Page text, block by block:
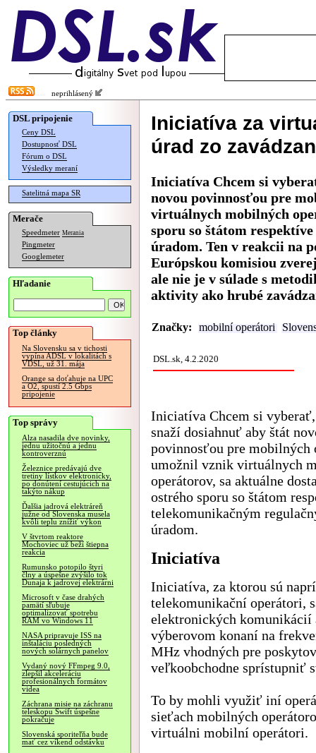
neprihlásený
DSL pripojenie
Ceny DSL
Dostupnosť DSL
Fórum o DSL
Výsledky meraní
Satelitná mapa SR
Merače
Speedmeter Merania
Pingmeter
Googlemeter
Hľadanie
Top články
Na Slovensku sa v tichosti
vypína ADSL v lokalitách s
VDSL, už 31. mája
Orange sa doťahuje na UPC
a O2, spustí 2.5 Gbps
pripojenie
Top správy
Alza nasadila dve novinky,
jednu užitočnú a jednu
kontroverznú
Železnice predávajú dve
tretiny lístkov elektronicky,
po donútení cestujúcich na
takýto nákup
Ďalšia jadrová elektráreň
južne od Slovenska musela
kvôli teplu znížiť výkon
V štvrtom reaktore
Mochoviec už beží štiepna
reakcia
Rumunsko potopilo štyri
člny a úspešne zvýšilo tok
Dunaja k jadrovej elektrárni
Microsoft v čase drahých
pamätí sľubuje
optimalizovať spotrebu
RAM vo Windows 11
NASA pripravuje ISS na
inštaláciu posledných
nových solárnych panelov
Vydaný nový FFmpeg 9.0,
zlepšil akceleráciu
profesionálnych formátov
videa
Záchrana misie na záchranu
teleskopu Swift úspešne
pokračuje
Slovenská sporiteľňa bude
mať cez víkend odstávku
Iniciatíva za
úrad zo
Iniciatíva Chcem si
novou povinnosťou pre
virtuálnych mobilných
sporu so štátom
úradom. Ten v reakcii na
Európskou komisiou
ale nie je v súlade s
aktivity ako hrubé
Značky: mobilní operátori
DSL.sk, 4.2.2020
Iniciatíva Chcem si
snaží dosiahnuť aby štát
povinnosťou pre mobilných
umožnil vznik virtuálnych
operátorov, sa aktuálne
ostrého sporu so štátom
telekomunikačným
úradom.
Iniciatíva
Iniciatíva, za ktorou sú
telekomunikační operátori,
elektronických komunikácií
výberovom konaní na
MHz vhodných pre
veľkoobchodne sprístupniť
To by mohli využiť iní
sieťach mobilných
virtuálni mobilní operátori.